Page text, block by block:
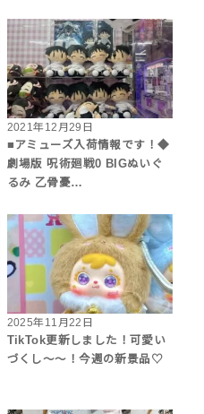
2021年12月29日
■アミューズ入荷情報です！◆
劇場版 呪術廻戦0 BIGぬいぐ
るみ 乙骨憂…
2025年11月22日
TikTok更新しました！可愛い
づくし～～！今週の新景品♡